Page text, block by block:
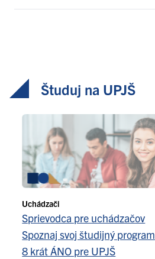
Študuj na UPJŠ
Uchádzači
Sprievodca pre uchádzačov
Spoznaj svoj študijný program
8 krát ÁNO pre UPJŠ